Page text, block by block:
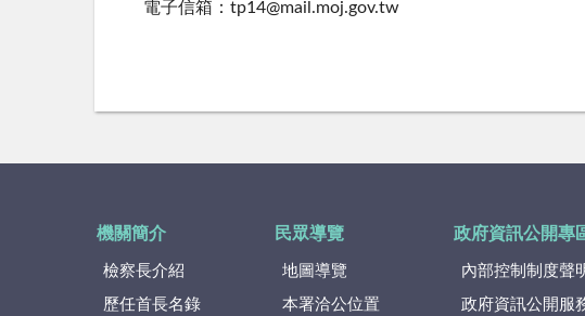
電子信箱：tp14@mail.moj.gov.tw
機關簡介
檢察長介紹
歷任首長名錄
民眾導覽
地圖導覽
本署洽公位置
政府資訊公開專
內部控制制度聲
政府資訊公開服